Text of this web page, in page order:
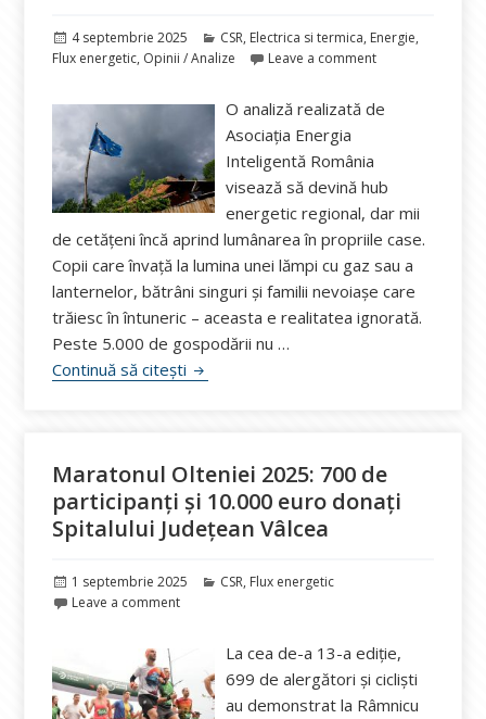
Publicat
pe
4 septembrie 2025 Categorii
CSR, Electrica si termica, Energie,
Flux energetic, Opinii / Analize Leave a comment
O analiză realizată de
Asociația Energia
Inteligentă România
visează să devină hub
energetic regional, dar mii
de cetățeni încă aprind lumânarea în propriile case.
Copii care învață la lumina unei lămpi cu gaz sau a
lanternelor, bătrâni singuri și familii nevoiașe care
trăiesc în întuneric – aceasta e realitatea ignorată.
Peste 5.000 de gospodării nu …
Continuă să citești Asociația Energia Inteligentă:
Maratonul Olteniei 2025: 700 de
participanți și 10.000 euro donați
Spitalului Județean Vâlcea
Publicat
pe
1 septembrie 2025 Categorii
CSR, Flux energetic
Leave a comment
La cea de-a 13-a ediție,
699 de alergători și cicliști
au demonstrat la Râmnicu